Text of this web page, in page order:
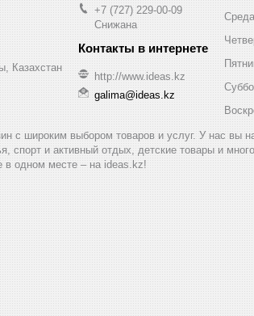
Казахстан
+7 (727) 229-00-09
Снижана
http://www.ideas.kz
galima@ideas.kz
Среда
с широким выбором товаров и услуг. У нас вы
спорт и активный отдых, детские товары и
в одном месте – на ideas.kz!